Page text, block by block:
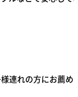
連れの方にお薦め